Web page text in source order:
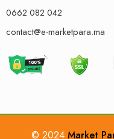
0662 082 042
contact@e-marketpara.ma
© 2024 Market